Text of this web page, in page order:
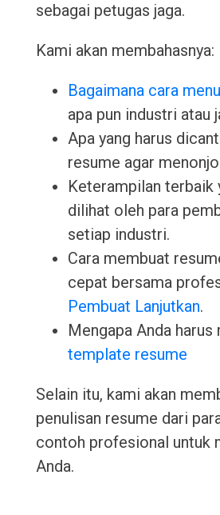
sebagai petugas jaga.
Kami akan membahasnya:
Bagaimana cara
apa pun industri atau
Apa yang harus
resume agar
Keterampilan terbaik
dilihat oleh para
setiap industri.
Cara membuat
cepat bersama
Pembuat Lanjutkan.
Mengapa Anda harus
template resume
Selain itu, kami akan
penulisan resume dari
contoh profesional untuk
Anda.